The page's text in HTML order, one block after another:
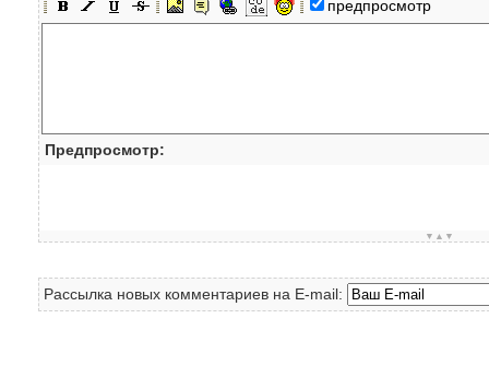
предпросмотр
Предпросмотр:
▼▲▼
Рассылка новых комментариев на E-mail: